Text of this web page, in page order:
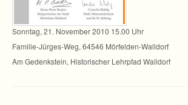
Sonn­tag, 21. Novem­ber 2010 15.00 Uhr
Familie-Jürges-Weg, 64546 Mörfelden-Walldorf
Am Gedenk­stein, His­to­ri­scher Lehr­pfad Walldorf